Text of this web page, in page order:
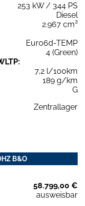
253 kW / 344 PS
Diesel
2.967 cm³
Euro6d-TEMP
4 (Green)
7,2 l/100km
189 g/km
G
Zentrallager
B&O
58.799,00 €
ausweisbar